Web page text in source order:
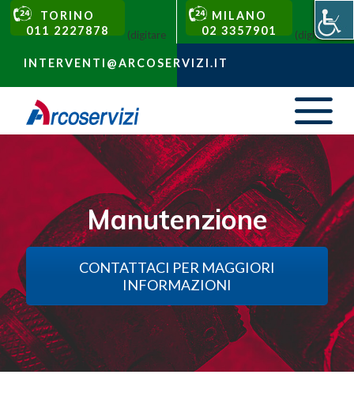
TORINO
011 2227878
(digitare
MILANO
02 3357901
(digitare 1)
INTERVENTI@ARCOSERVIZI.IT
Manutenzione
CONTATTACI PER MAGGIORI
INFORMAZIONI